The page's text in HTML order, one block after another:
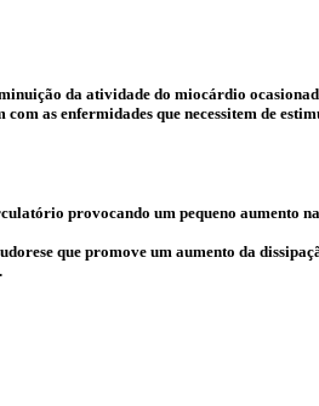
da atividade do miocárdio
as enfermidades que necessitem de
provocando um pequeno aumento
que promove um aumento da